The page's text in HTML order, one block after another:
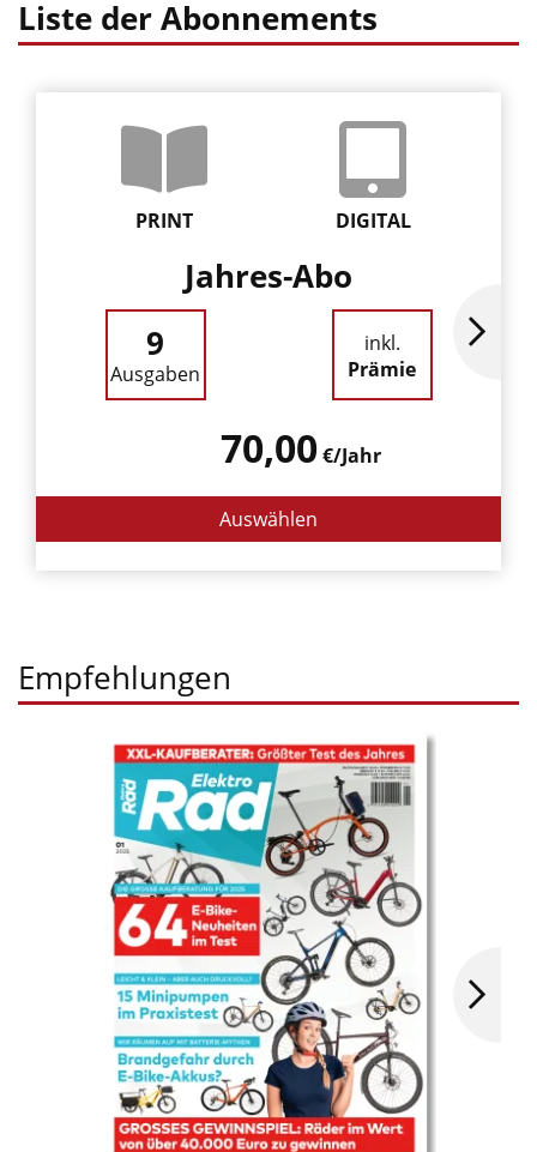
Liste der Abonnements
PRINT DIGITAL
Jahres-Abo
9
Ausgaben
inkl.
Prämie
70,00€/Jahr
Auswählen
Empfehlungen